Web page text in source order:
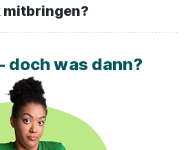
mitbringen?
doch was dann?